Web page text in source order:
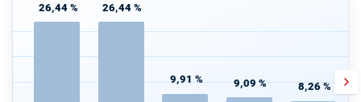
26,44 % 26,44 %
9,91 % 9,09 % 8,26 %